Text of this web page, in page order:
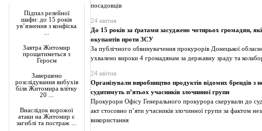
Підпал релейної
шафи: до 15 років
ув’язнення з конфіска
Завтра Житомир
прощатиметься з
Героєм
Завершено
розслідування вибухів
біля Житомира влітку
20 ...
Внаслідок ворожої
атаки на Житомир є
загиблі та постраж ...
посадовців
24 квітня
До 15 років за ґратами засуджено чотирьох громадян,
окупантів проти ЗСУ
За публічного обвинувачення прокурорів Донецької
ухвалено вироки 4 громадянам за державну зраду та
24 квітня
Організували виробництво продуктів відомих брендів з
судитимуть п’ятьох учасників злочинної групи
Прокурори Офісу Генерального прокурора скерували до
акт стосовно п’яти учасників злочинної групи за фактом
використання